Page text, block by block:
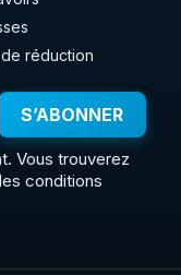
réduction
Vous trouverez
conditions